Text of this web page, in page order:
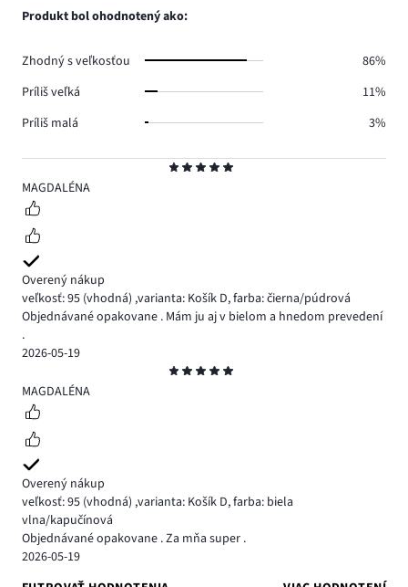
5
MAGDALÉNA
Overený nákup
veľkosť: 95 (vhodná) ,varianta: Košík D,farba: čierna/púdrová
Objednávané opakovane . Mám ju aj v bielom a hnedom prevedení
.
2026-05-19
5
MAGDALÉNA
Overený nákup
veľkosť: 95 (vhodná) ,varianta: Košík D,farba: biela
vlna/kapučínová
Objednávané opakovane . Za mňa super .
2026-05-19
Produkt bol ohodnotený ako:
Zhodný s veľkosťou
86%
Príliš veľká
11%
Príliš malá
3%